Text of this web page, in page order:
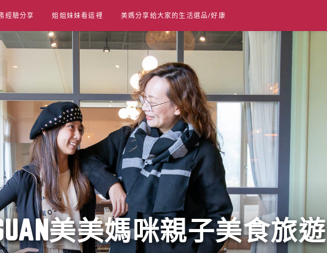
經驗分享 姐姐妹妹看這裡 美媽分享給大家的生活選品/好康
美美媽咪親子美食旅遊